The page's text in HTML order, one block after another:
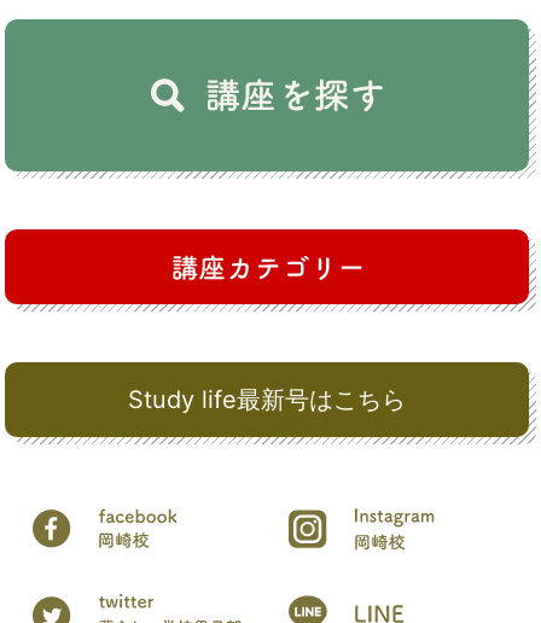
Study life最新号はこちら